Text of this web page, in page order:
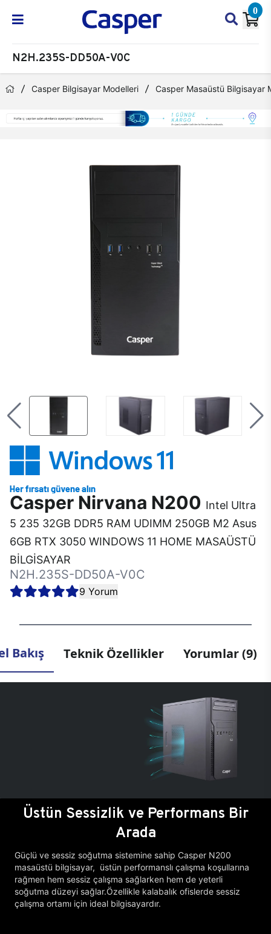
0
N2H.235S-DD50A-V0C
Casper Bilgisayar Modelleri Casper Masaüstü Bilgisayar
Casper Nirvana N200 Intel Ultra
5 235 32GB DDR5 RAM UDIMM 250GB M2 Asus
6GB RTX 3050 WINDOWS 11 HOME MASAÜSTÜ
BİLGİSAYAR
N2H.235S-DD50A-V0C
9 Yorum
Bakış Teknik Özellikler Yorumlar (9)
Üstün Sessizlik ve Performans Bir
Arada
Güçlü ve sessiz soğutma sistemine sahip Casper N200
masaüstü bilgisayar, üstün performanslı çalışma koşullarına
rağmen hem sessiz çalışma sağlarken hem de yeterli
soğutma düzeyi sağlar.Özellikle kalabalık ofislerde sessiz
çalışma ortamı için ideal bilgisayardır.